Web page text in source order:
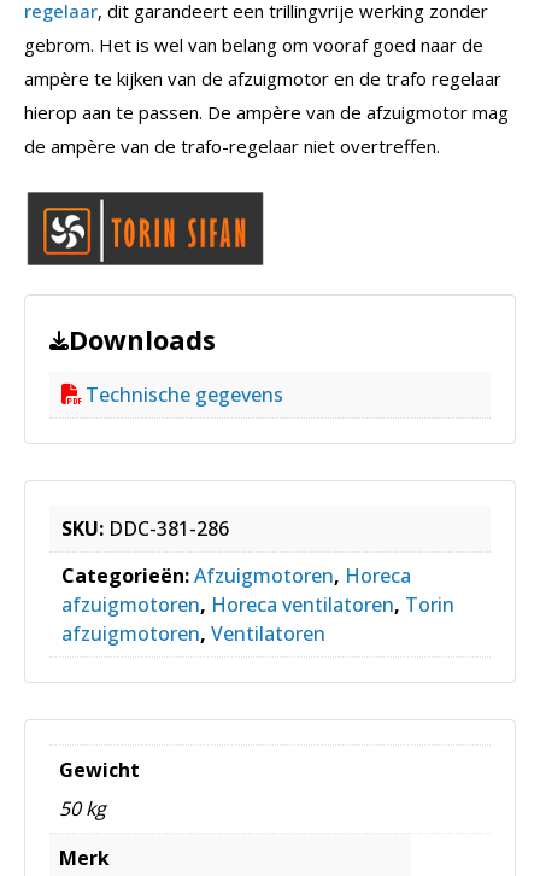
regelaar, dit garandeert een trillingvrije werking zonder
gebrom. Het is wel van belang om vooraf goed naar de
ampère te kijken van de afzuigmotor en de trafo regelaar
hierop aan te passen. De ampère van de afzuigmotor mag
de ampère van de trafo-regelaar niet overtreffen.
Downloads
Technische gegevens
SKU: DDC-381-286
Categorieën:Afzuigmotoren, Horeca
afzuigmotoren, Horeca ventilatoren, Torin
afzuigmotoren, Ventilatoren
Gewicht
50 kg
Merk